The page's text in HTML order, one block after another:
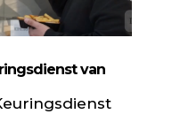
van